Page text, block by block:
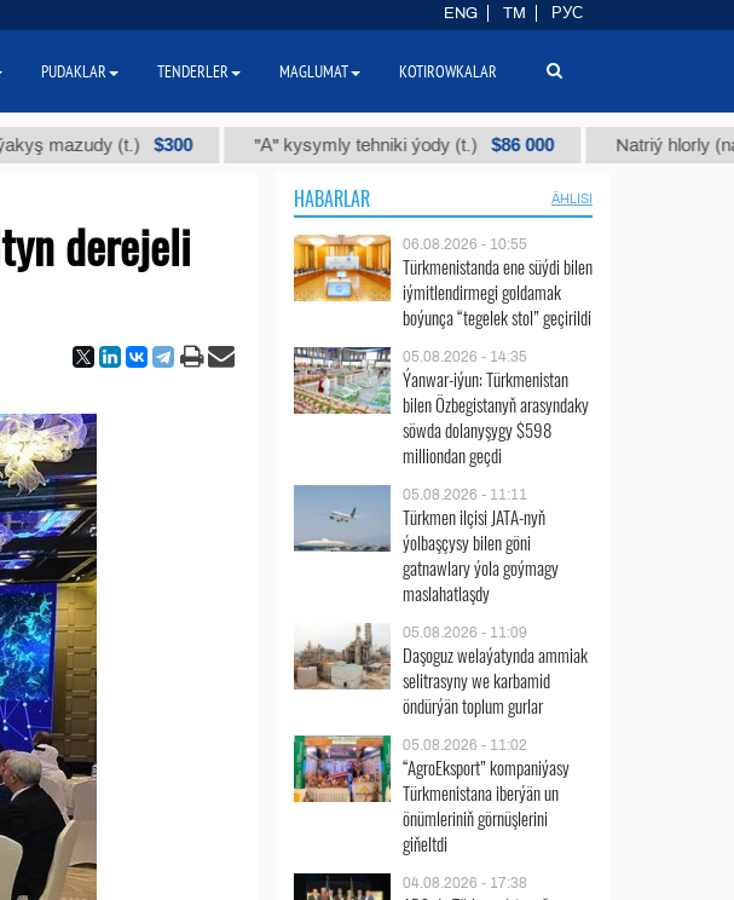
(t.) $300 "А" kysymly tehniki ýody (t.) $86 000 Natriý hlorly (nahar
derejeli
HABARLAR ÄHLISI
06.08.2026 - 10:55
Türkmenistanda ene süýdi bilen
iýmitlendirmegi goldamak
boýunça “tegelek stol” geçirildi
05.08.2026 - 14:35
Ýanwar-iýun: Türkmenistan
bilen Özbegistanyň arasyndaky
söwda dolanyşygy $598
milliondan geçdi
05.08.2026 - 11:11
Türkmen ilçisi JATA-nyň
ýolbaşçysy bilen göni
gatnawlary ýola goýmagy
maslahatlaşdy
05.08.2026 - 11:09
Daşoguz welaýatynda ammiak
selitrasyny we karbamid
öndürýän toplum gurlar
05.08.2026 - 11:02
“AgroEksport” kompaniýasy
Türkmenistana iberýän un
önümleriniň görnüşlerini
giňeltdi
04.08.2026 - 17:38
ENG TM РУС
PUDAKLAR TENDERLER MAGLUMAT KOTIROWKALAR